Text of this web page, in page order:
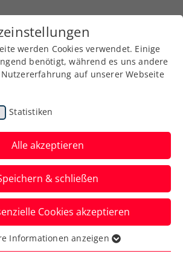
Newsübersicht
Carlo: Ofner
Auftritt zum
Nummer eins feiert beim
Monaco einen
werden Cookies verwendet. Einige
benötigt, während es uns andere
auf unserer Webseite
Statistiken
Alle akzeptieren
& schließen
Cookies akzeptieren
werden für grundlegende
Informationen anzeigen